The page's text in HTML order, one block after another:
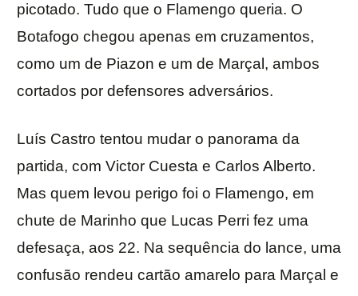
picotado. Tudo que o Flamengo queria. O
Botafogo chegou apenas em cruzamentos,
como um de Piazon e um de Marçal, ambos
cortados por defensores adversários.
Luís Castro tentou mudar o panorama da
partida, com Victor Cuesta e Carlos Alberto.
Mas quem levou perigo foi o Flamengo, em
chute de Marinho que Lucas Perri fez uma
defesaça, aos 22. Na sequência do lance, uma
confusão rendeu cartão amarelo para Marçal e